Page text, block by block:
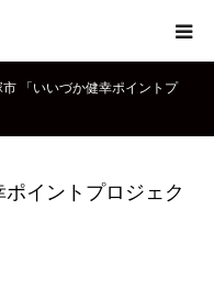
「いいづか健幸ポイントプ
イントプロジェク